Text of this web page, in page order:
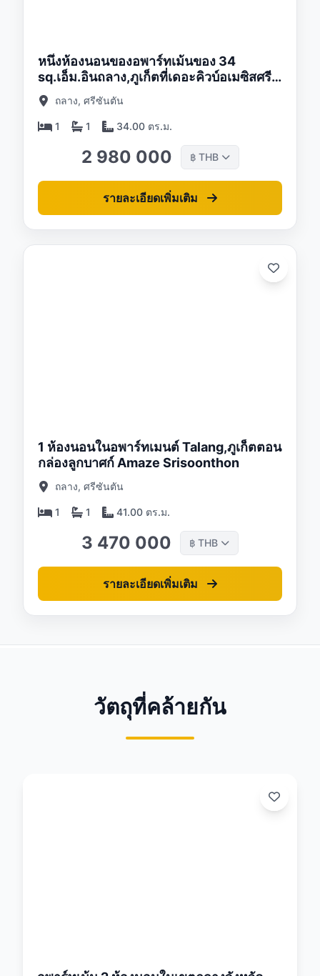
หนึ่งห้องนอนของอพาร์ทเม้นของ 34
sq.เอ็ม.อินถลาง,ภูเก็ตที่เดอะคิวบ์อเมซิสศรี
สุนทร
ถลาง, ศรีซันตัน
1 1 34.00 ตร.ม.
2 980 000 ฿ THB
รายละเอียดเพิ่มเติม
1 ห้องนอนในอพาร์ทเมนต์ Talang,ภูเก็ตตอน
กล่องลูกบาศก์ Amaze Srisoonthon
ถลาง, ศรีซันตัน
1 1 41.00 ตร.ม.
3 470 000 ฿ THB
รายละเอียดเพิ่มเติม
วัตถุที่คล้ายกัน